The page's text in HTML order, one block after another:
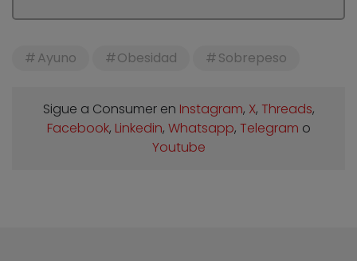
Ayuno Obesidad Sobrepeso
Sigue a Consumer en Instagram, X, Threads,
Facebook, Linkedin, Whatsapp, Telegram o
Youtube